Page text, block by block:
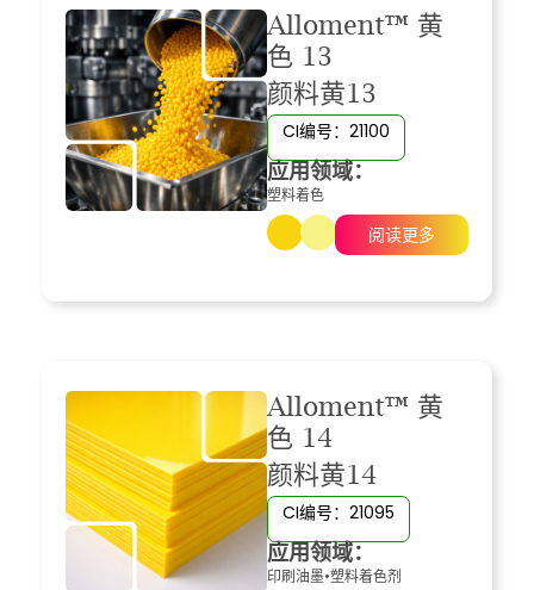
Alloment™ 黄
色 13
颜料黄13
CI编号：21100
应用领域：
塑料着色
阅读更多
Alloment™ 黄
色 14
颜料黄14
CI编号：21095
应用领域：
印刷油墨•塑料着色剂